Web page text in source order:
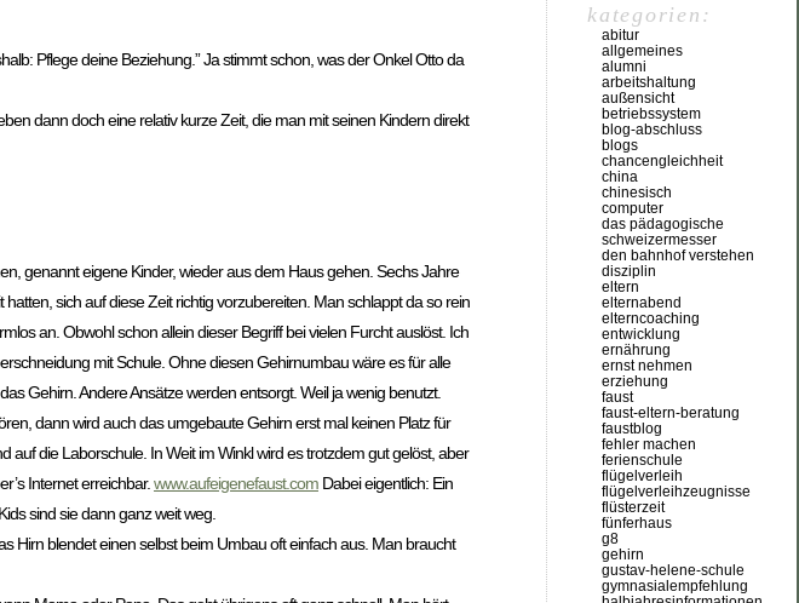
Pflege deine Beziehung.” Ja stimmt schon, was der Onkel Otto da
dann doch eine relativ kurze Zeit, die man mit seinen Kindern direkt
genannt eigene Kinder, wieder aus dem Haus gehen. Sechs Jahre
sich auf diese Zeit richtig vorzubereiten. Man schlappt da so rein
an. Obwohl schon allein dieser Begriff bei vielen Furcht auslöst. Ich
mit Schule. Ohne diesen Gehirnumbau wäre es für alle
Gehirn. Andere Ansätze werden entsorgt. Weil ja wenig benutzt.
dann wird auch das umgebaute Gehirn erst mal keinen Platz für
die Laborschule. In Weit im Winkl wird es trotzdem gut gelöst, aber
Internet erreichbar. www.aufeigenefaust.com Dabei eigentlich: Ein
sind sie dann ganz weit weg.
Hirn blendet einen selbst beim Umbau oft einfach aus. Man braucht
kategorien:
abitur
allgemeines
alumni
arbeitshaltung
außensicht
betriebssystem
blog-abschluss
blogs
chancengleichheit
china
chinesisch
computer
das pädagogische
schweizermesser
den bahnhof verstehen
disziplin
eltern
elternabend
elterncoaching
entwicklung
ernährung
ernst nehmen
erziehung
faust
faust-eltern-beratung
faustblog
fehler machen
ferienschule
flügelverleih
flügelverleihzeugnisse
flüsterzeit
fünferhaus
g8
gehirn
gustav-helene-schule
gymnasialempfehlung